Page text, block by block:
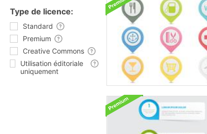
Type de licence:
Standard
Premium
Creative Commons
Utilisation éditoriale
uniquement